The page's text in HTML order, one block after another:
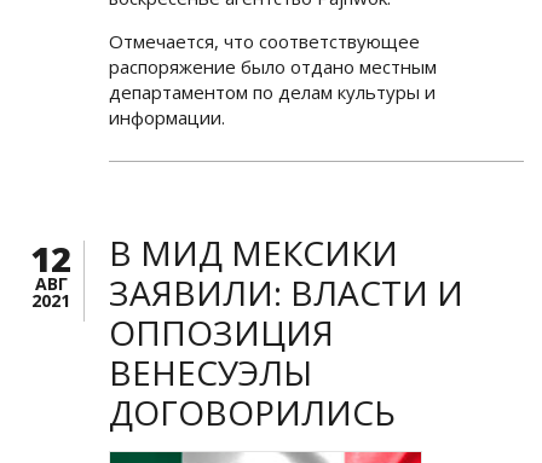
Отмечается, что соответствующее
распоряжение было отдано местным
департаментом по делам культуры и
информации.
12
АВГ
2021
В МИД МЕКСИКИ
ЗАЯВИЛИ: ВЛАСТИ И
ОППОЗИЦИЯ
ВЕНЕСУЭЛЫ
ДОГОВОРИЛИСЬ